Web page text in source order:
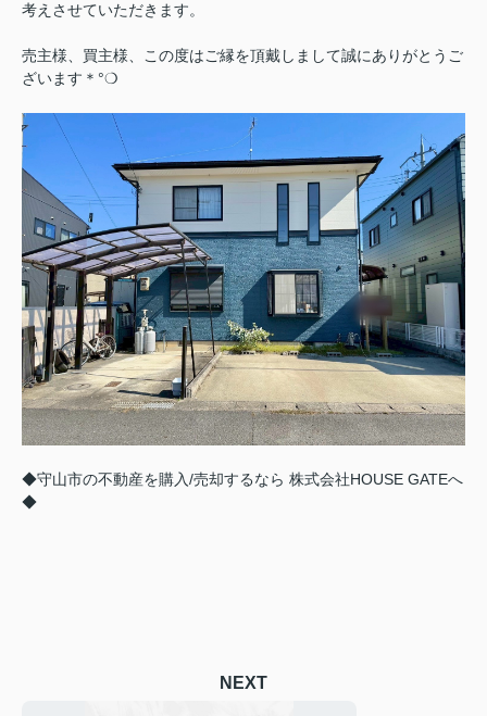
考えさせていただきます。
売主様、買主様、この度はご縁を頂戴しまして誠にありがとうご
ざいます＊°❍
◆守山市の不動産を購入/売却するなら 株式会社HOUSE GATEへ
◆
NEXT